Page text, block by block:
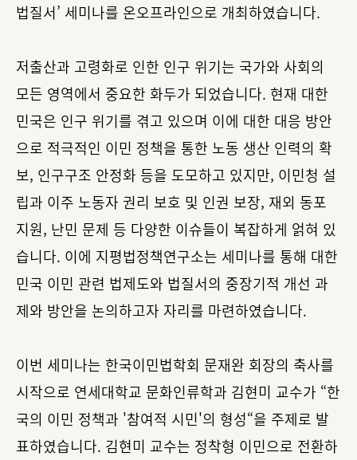
법질서’ 세미나를 온오프라인으로 개최하였습니다.
저출산과 고령화로 인한 인구 위기는 국가와 사회의
모든 영역에서 중요한 화두가 되었습니다. 현재 대한
민국은 인구 위기를 겪고 있으며 이에 대한 대응 방안
으로 적극적인 이민 정책을 통한 노동 생산 인력의 확
보, 인구구조 안정화 등을 도모하고 있지만, 이민청 설
립과 이주 노동자 권리 보호 및 인권 보장, 재외 동포
지원, 난민 문제 등 다양한 이슈들이 복잡하게 얽혀 있
습니다. 이에 지평법정책연구소는 세미나를 통해 대한
민국 이민 관련 법제도와 법질서의 중장기적 개선 과
제와 방안을 논의하고자 자리를 마련하였습니다.
이번 세미나는 한국이민법학회 문재완 회장의 축사를
시작으로 연세대학교 문화인류학과 김현미 교수가 “한
국의 이민 정책과 '참여적 시민'의 형성“을 주제로 발
표하였습니다. 김현미 교수는 정착형 이민으로 전환하